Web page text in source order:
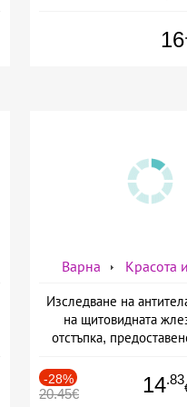
16
Варна Красота
Изследване на
на щитовидната
отстъпка,
-28%
20.45€ 14.83